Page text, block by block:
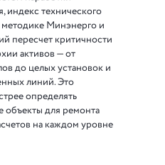
индекс технического
Минэнерго и
пересчет критичности
активов — от
до целых установок и
линий. Это
определять
объекты для ремонта
на каждом уровне